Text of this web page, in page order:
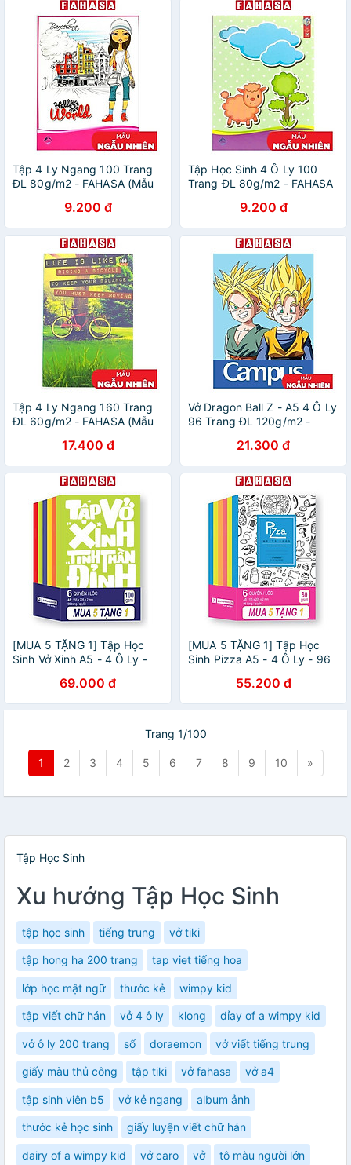
Tập 4 Ly Ngang 100 Trang
ĐL 80g/m2 - FAHASA (Mẫu
9.200 đ
Tập Học Sinh 4 Ô Ly 100
Trang ĐL 80g/m2 - FAHASA
9.200 đ
Tập 4 Ly Ngang 160 Trang
ĐL 60g/m2 - FAHASA (Mẫu
17.400 đ
Vở Dragon Ball Z - A5 4 Ô Ly
96 Trang ĐL 120g/m2 -
Màu Giao Ngẫu Nhiên)
21.300 đ
[MUA 5 TẶNG 1] Tập Học
Sinh Vở Xinh A5 - 4 Ô Ly -
futurebook (Mẫu Bìa Giao
Ngẫu Nhiên)
69.000 đ
[MUA 5 TẶNG 1] Tập Học
Sinh Pizza A5 - 4 Ô Ly - 96
(Mẫu Bìa Giao Ngẫu Nhiên)
55.200 đ
Trang 1/100
1 2 3 4 5 6 7 8 9 10 »
Tập Học Sinh
Xu hướng Tập Học Sinh
tập học sinh tiếng trung vở tiki
tập hong ha 200 trang tap viet tiếng hoa
lớp học mật ngữ thước kẻ wimpy kid
tập viết chữ hán vở 4 ô ly klong dỉay of a wimpy kid
vở ô ly 200 trang sổ doraemon vở viết tiếng trung
giấy màu thủ công tập tiki vở fahasa vở a4
tập sinh viên b5 vở kẻ ngang album ảnh
thước kẻ học sinh giấy luyện viết chữ hán
dairy of a wimpy kid vở caro vở tô màu người lớn